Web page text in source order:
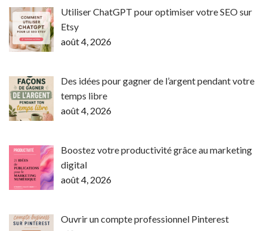
Utiliser ChatGPT pour optimiser votre SEO sur
Etsy
août 4, 2026
Des idées pour gagner de l’argent pendant votre
temps libre
août 4, 2026
Boostez votre productivité grâce au marketing
digital
août 4, 2026
Ouvrir un compte professionnel Pinterest